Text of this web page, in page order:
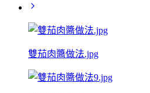
雙茄肉醬做法.jpg